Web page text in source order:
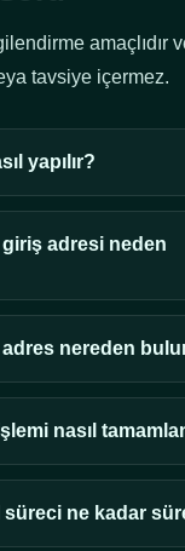
amaçlıdır
tavsiye içermez.
yapılır?
adresi neden
nereden
nasıl
süreci ne kadar